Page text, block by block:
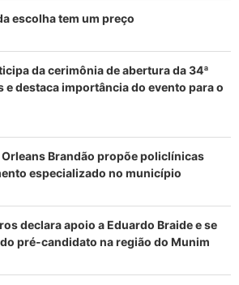
escolha tem um preço
da cerimônia de abertura da 34ª
e destaca importância do evento para o
Brandão propõe policlínicas
especializado no município
declara apoio a Eduardo Braide e se
pré-candidato na região do Munim